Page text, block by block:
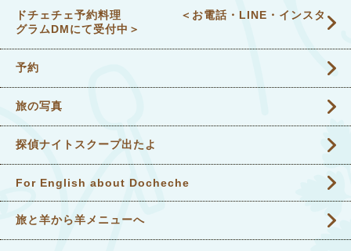
ドチェチェ予約料理 ＜お電話・LINE・インスタ
グラムDMにて受付中＞
予約
旅の写真
探偵ナイトスクープ出たよ
For English about Docheche
旅と羊から羊メニューへ